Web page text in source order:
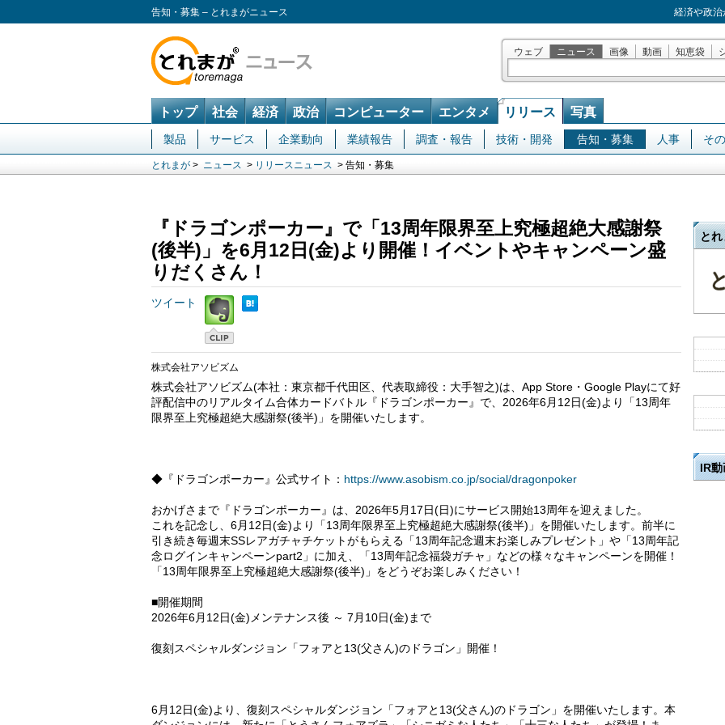
告知・募集 – とれまがニュース 経済や政
ウェブ ニュース 画像 動画 知恵袋
トップ 社会 経済 政治 コンピューター エンタメ リリース 写真
製品 サービス 企業動向 業績報告 調査・報告 技術・開発 告知・募集 人事 そ
とれまが > ニュース > リリースニュース > 告知・募集
『ドラゴンポーカー』で「13周年限界至上究極超絶大感謝祭
(後半)」を6月12日(金)より開催！イベントやキャンペーン盛
りだくさん！
ツイート
株式会社アソビズム
株式会社アソビズム(本社：東京都千代田区、代表取締役：大手智之)は、App Store・Google Playにて好
評配信中のリアルタイム合体カードバトル『ドラゴンポーカー』で、2026年6月12日(金)より「13周年
限界至上究極超絶大感謝祭(後半)」を開催いたします。
◆『ドラゴンポーカー』公式サイト： https://www.asobism.co.jp/social/dragonpoker
おかげさまで『ドラゴンポーカー』は、2026年5月17日(日)にサービス開始13周年を迎えました。
これを記念し、6月12日(金)より「13周年限界至上究極超絶大感謝祭(後半)」を開催いたします。前半に
引き続き毎週末SSレアガチャチケットがもらえる「13周年記念週末お楽しみプレゼント」や「13周年記
念ログインキャンペーンpart2」に加え、「13周年記念福袋ガチャ」などの様々なキャンペーンを開催！
「13周年限界至上究極超絶大感謝祭(後半)」をどうぞお楽しみください！
■開催期間
2026年6月12日(金)メンテナンス後 ～ 7月10日(金)まで
復刻スペシャルダンジョン「フォアと13(父さん)のドラゴン」開催！
6月12日(金)より、復刻スペシャルダンジョン「フォアと13(父さん)のドラゴン」を開催いたします。本
とれ
IR動